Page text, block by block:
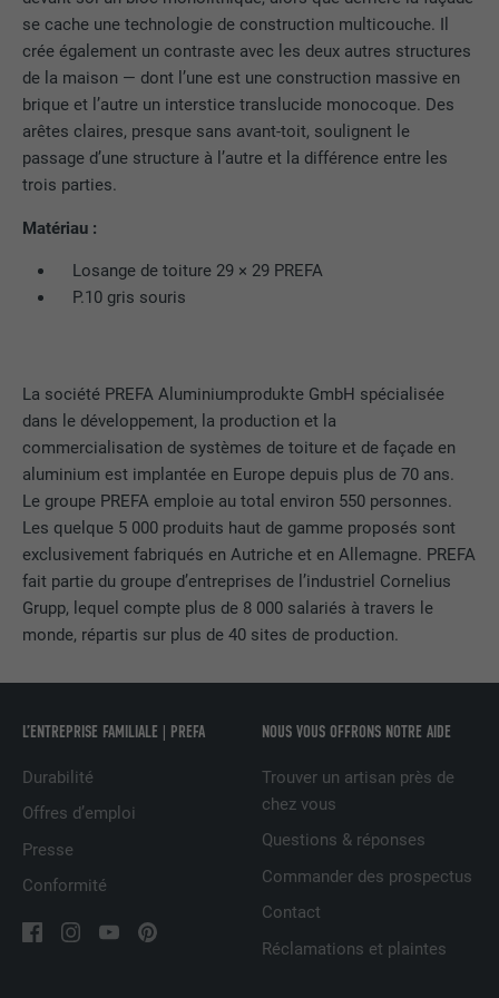
se cache une technologie de construction multicouche. Il
crée également un contraste avec les deux autres structures
de la maison — dont l’une est une construction massive en
brique et l’autre un interstice translucide monocoque. Des
arêtes claires, presque sans avant-toit, soulignent le
passage d’une structure à l’autre et la différence entre les
trois parties.
Matériau :
Losange de toiture 29 × 29 PREFA
P.10 gris souris
La société PREFA Aluminiumprodukte GmbH spécialisée
dans le développement, la production et la
commercialisation de systèmes de toiture et de façade en
aluminium est implantée en Europe depuis plus de 70 ans.
Le groupe PREFA emploie au total environ 550 personnes.
Les quelque 5 000 produits haut de gamme proposés sont
exclusivement fabriqués en Autriche et en Allemagne. PREFA
fait partie du groupe d’entreprises de l’industriel Cornelius
Grupp, lequel compte plus de 8 000 salariés à travers le
monde, répartis sur plus de 40 sites de production.
L’ENTREPRISE FAMILIALE | PREFA
Durabilité
Offres d’emploi
Presse
Conformité
NOUS VOUS OFFRONS NOTRE AIDE
Trouver un artisan près de
chez vous
Questions & réponses
Commander des prospectus
Contact
Réclamations et plaintes
NOM cookie_optin
FOURNISSEUR Sgalinski
EXPIRATION
UTILITÉ
le consentement pour les cookies. Il doit
être enregistré pour que l'outil sache
EXPIRATION 2 ans
UTILITÉ
Enregistre un identifiant unique utilisé
pour générer des données statistiques
sur la manière dont l'utilisateur utilise le
site Internet.
NOM
FOURNISSEUR Google Analytics
UTILITÉ
limiter le taux de sollicitation.
NOM _gid
FOURNISSEUR Google Universal Analytics
EXPIRATION 1 jour
Enregistre un identifiant unique utilisé
pour générer des données statistiques
NOM
FOURNISSEUR
EXPIRATION
autorise l'utilisation de cookies. Ne
Les cookies « Marketing et médias externes (services
américains compris) » sont utilisés par les annonceurs
(prestataires tiers) pour afficher de la publicité personnalisée.
Lorsque ces cookies sont acceptés, l'accès aux contenus des
plateformes vidéo et de réseaux sociaux ne nécessite plus de
consentement manuel.
FOURNISSEUR Google
EXPIRATION
UTILITÉ
unique via lequel vos paramètres
préférés et d'autres informations sont
enregistrés, en particulier la langue que
vous préférez, combien de résultats de
recherche doivent être affichés par page
(p. ex. 10 ou 20) et si le filtre Google
SafeSearch doit être activé ou non.
NOM lang
UTILITÉ
l'utilisateur pour un site Internet.
NOM